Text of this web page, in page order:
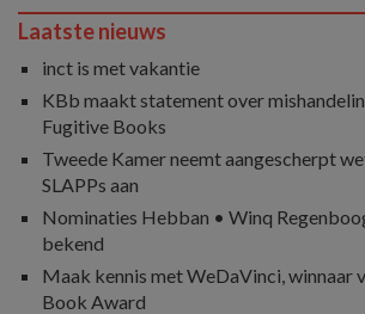
Laatste nieuws
inct is met vakantie
KBb maakt statement over
Fugitive Books
Tweede Kamer neemt aangescherpt
SLAPPs aan
Nominaties Hebban • Winq
bekend
Maak kennis met WeDaVinci, winnaar
Book Award